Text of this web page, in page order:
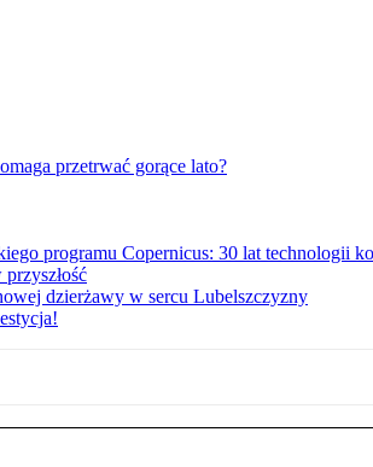
przetrwać gorące lato?
programu Copernicus: 30 lat technologii
dzierżawy w sercu Lubelszczyzny